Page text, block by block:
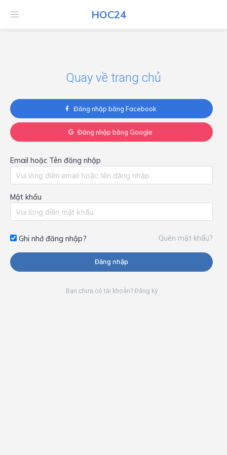
HOC24
HOC24
Quay về trang chủ
Đăng nhập bằng Facebook
Đăng nhập bằng Google
Email hoặc Tên đăng nhập
Mật khẩu
Ghi nhớ đăng nhập? Quên mật khẩu?
Đăng nhập
Bạn chưa có tài khoản? Đăng ký